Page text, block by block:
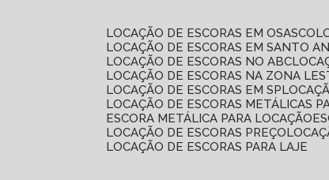
LOCAÇÃO DE ESCORAS EM OSASCO
LOCAÇÃO DE ESCORAS EM SANTO
LOCAÇÃO DE ESCORAS NO ABC
LOCAÇÃO DE ESCORAS NA ZONA
LOCAÇÃO DE ESCORAS EM SP
LOCAÇÃO DE ESCORAS METÁLICAS
ESCORA METÁLICA PARA LOCAÇÃO
LOCAÇÃO DE ESCORAS PREÇO
LOCAÇÃO DE ESCORAS PARA LAJE